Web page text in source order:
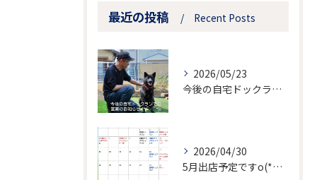
最近の投稿 Recent Posts
2026/05/23
今後の自宅ドックランでの営業のお知らせ
2026/04/30
5月出店予定ですo(*⌒―⌒*)o